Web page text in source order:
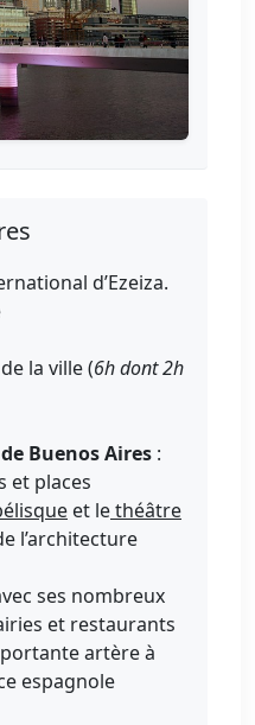
d’Ezeiza.
la ville (6h dont 2h
Buenos Aires :
et places
et lethéâtre
l’architecture
ses nombreux
et restaurants
artère à
espagnole